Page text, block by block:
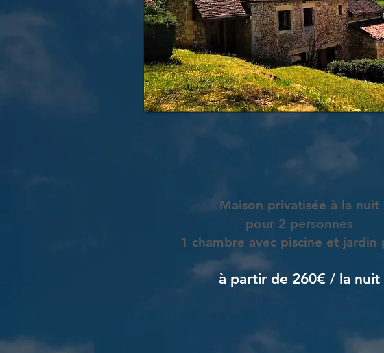
Maison privatisée à la nuit
pour 2 personnes
​1 chambre avec piscine et jardin
à partir de 260€ / la nuit